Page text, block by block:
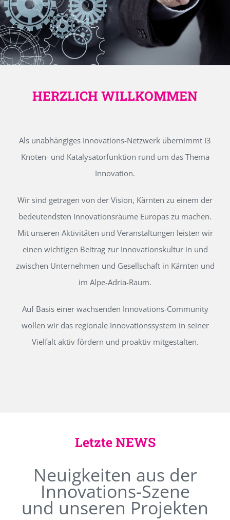
HERZLICH WILLKOMMEN
Als unabhängiges Innovations-Netzwerk übernimmt I3
Knoten- und Katalysatorfunktion rund um das Thema
Innovation.
Wir sind getragen von der Vision, Kärnten zu einem der
bedeutendsten Innovationsräume Europas zu machen.
Mit unseren Aktivitäten und Veranstaltungen leisten wir
einen wichtigen Beitrag zur Innovationskultur in und
zwischen Unternehmen und Gesellschaft in Kärnten und
im Alpe-Adria-Raum.
Auf Basis einer wachsenden Innovations-Community
wollen wir das regionale Innovationssystem in seiner
Vielfalt aktiv fördern und proaktiv mitgestalten.
Letzte NEWS
Neuigkeiten aus der
Innovations-Szene
und unseren Projekten